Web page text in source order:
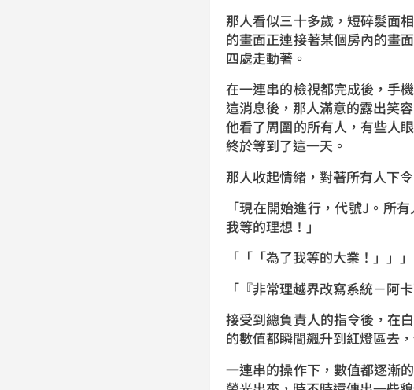
那人看似三十多歲，短碎髮面
的畫面正連接著某個房內的畫
四處走動著。
在一連串的檢視都完成後，手
這消息後，那人滿意的露出笑
他看了周圍的所有人，有些人
終於等到了這一天。
那人收起情緒，對著所有人下令
「現在開始進行，代號J。所
我等的理想！」
「「「為了我等的大業！」」」
「『非常理越界改寫系統－阿
接受到總負責人的指令後，在
的數值都瞬間飆升到紅燈區去
一連串的操作下，數值都逐漸